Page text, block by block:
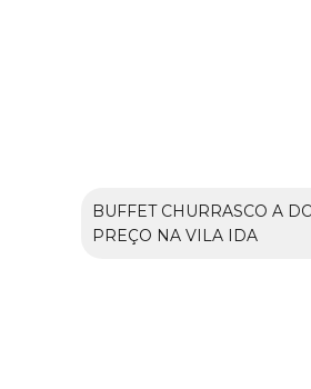
BUFFET CHURRASCO A
PREÇO NA VILA IDA